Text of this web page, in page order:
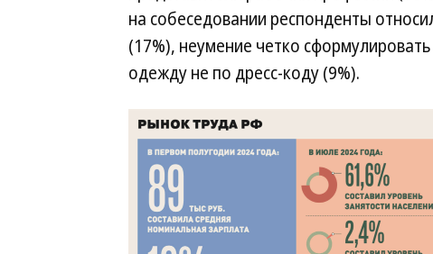
на собеседовании респонденты
(17%), неумение четко
одежду не по дресс-коду (9%).